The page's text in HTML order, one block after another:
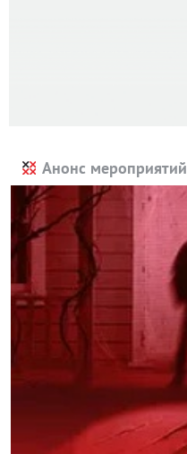
Анонс мероприятий